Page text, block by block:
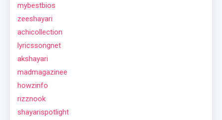
mybestbios
zeeshayari
achicollection
lyricssongnet
akshayari
madmagazinee
howzinfo
rizznook
shayarispotlight